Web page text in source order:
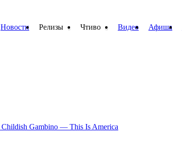
Новости Релизы Чтиво Видео Афиша
Childish Gambino — This Is America